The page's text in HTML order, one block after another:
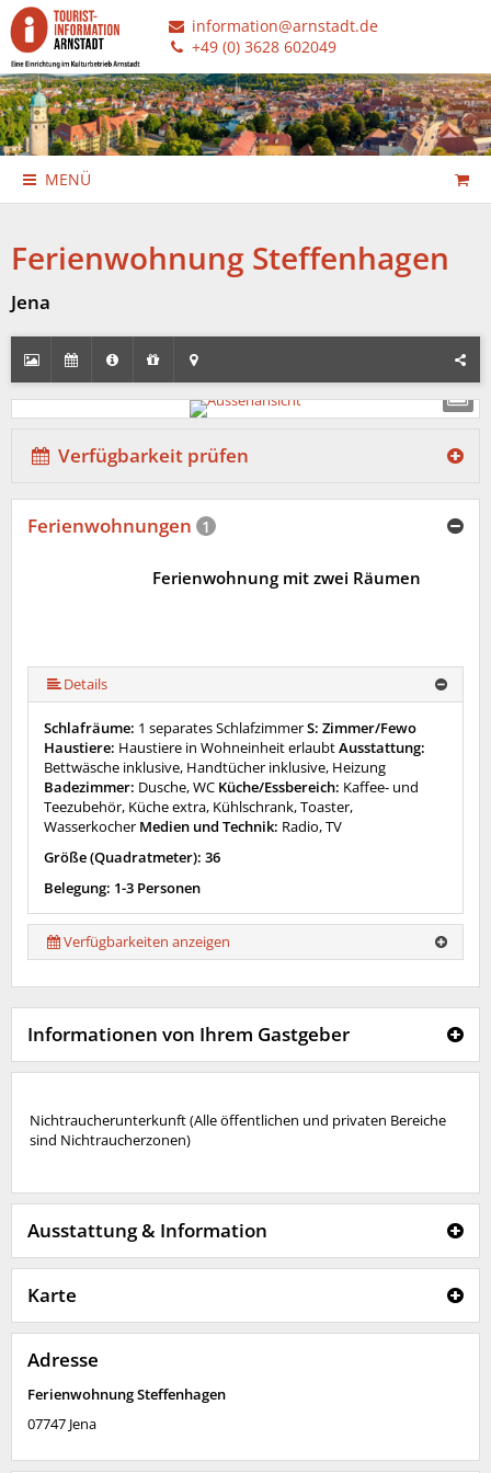
information@arnstadt.de
+49 (0) 3628 602049
MENÜ
Ferienwohnung Steffenhagen
Jena
Verfügbarkeit prüfen
Ferienwohnungen 1
Ferienwohnung mit zwei Räumen
Details
Schlafräume: 1 separates SchlafzimmerS: Zimmer/Fewo
Haustiere: Haustiere in Wohneinheit erlaubtAusstattung:
Bettwäsche inklusive, Handtücher inklusive, Heizung
Badezimmer: Dusche, WC Küche/Essbereich: Kaffee- und
Teezubehör, Küche extra, Kühlschrank, Toaster,
Wasserkocher Medien und Technik: Radio, TV
Größe (Quadratmeter): 36
Belegung: 1-3 Personen
Verfügbarkeiten anzeigen
Informationen von Ihrem Gastgeber
Nichtraucherunterkunft (Alle öffentlichen und privaten Bereiche
sind Nichtraucherzonen)
Ausstattung & Information
Karte
Adresse
Ferienwohnung Steffenhagen
07747 Jena